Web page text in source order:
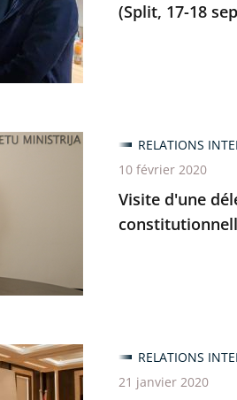
(Split, 17-18
Visite d'une
RELATIONS
10 février 2020
RELATIONS
21 janvier 2020